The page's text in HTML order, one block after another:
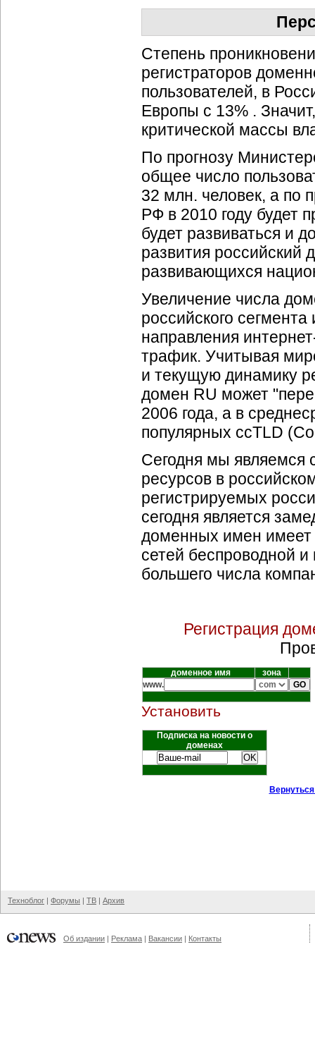
Степень
регистраторов
пользователей, в
Европы с 13% .
критической массы
По прогнозу
общее число
32 млн. человек, а по
РФ в 2010 году будет
будет развиваться и
развития российский
развивающихся
Увеличение числа
российского
направления
трафик. Учитывая
и текущую динамику
домен RU может
2006 года, а в
популярных ccTLD
Сегодня мы являемся
ресурсов в
регистрируемых
сегодня является
доменных имен имеет
сетей беспроводной
большего числа
Регистрация
доменное имя
зона
www.
Установить
Подписка на новости о
доменах
Техноблог | Форумы | ТВ | Архив
Об издании | Реклама | Вакансии | Контакты